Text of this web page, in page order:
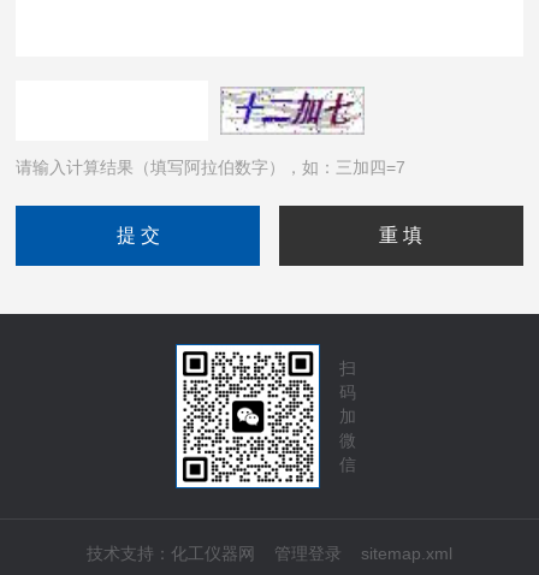
请输入计算结果（填写阿拉伯数字），如：三加四=7
扫
码
加
微
信
技术支持： 化工仪器网 管理登录 sitemap.xml